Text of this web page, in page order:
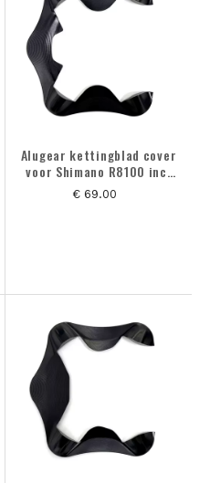
Alugear kettingblad cover
voor Shimano R8100 incl
powermeter
€ 69.00